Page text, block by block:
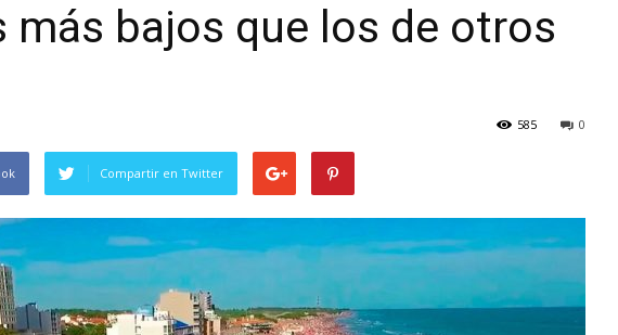
más bajos que los de otros
0
585
Compartir en Twitter